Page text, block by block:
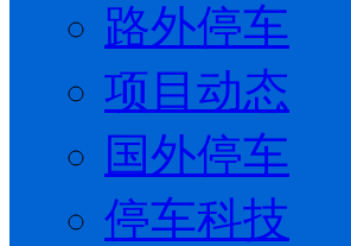
路外停车
项目动态
国外停车
停车科技